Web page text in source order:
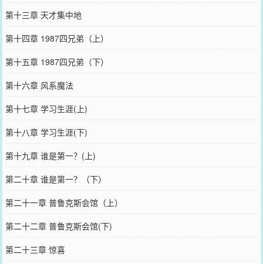
第十三章 天才集中地
第十四章 1987四兄弟（上）
第十五章 1987四兄弟（下）
第十六章 风系魔法
第十七章 学习生涯(上)
第十八章 学习生涯(下)
第十九章 谁是第一？(上)
第二十章 谁是第一？（下）
第二十一章 普鲁克斯会馆（上）
第二十二章 普鲁克斯会馆(下)
第二十三章 惊喜